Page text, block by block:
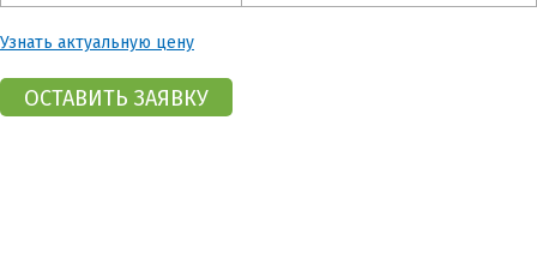
Узнать актуальную цену